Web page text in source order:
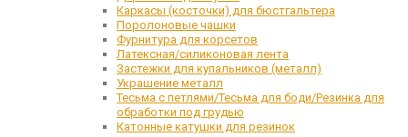
Каркасы (косточки) для бюстгальтера
Поролоновые чашки
Фурнитура для корсетов
Латексная/силиконовая лента
Застежки для купальников (металл)
Украшение металл
Тесьма с петлями/Тесьма для боди/Резинка для
обработки под грудью
Катонные катушки для резинок